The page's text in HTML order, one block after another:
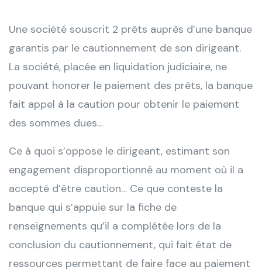
Une société souscrit 2 prêts auprès d’une banque
garantis par le cautionnement de son dirigeant.
La société, placée en liquidation judiciaire, ne
pouvant honorer le paiement des prêts, la banque
fait appel à la caution pour obtenir le paiement
des sommes dues…
Ce à quoi s’oppose le dirigeant, estimant son
engagement disproportionné au moment où il a
accepté d’être caution… Ce que conteste la
banque qui s’appuie sur la fiche de
renseignements qu’il a complétée lors de la
conclusion du cautionnement, qui fait état de
ressources permettant de faire face au paiement